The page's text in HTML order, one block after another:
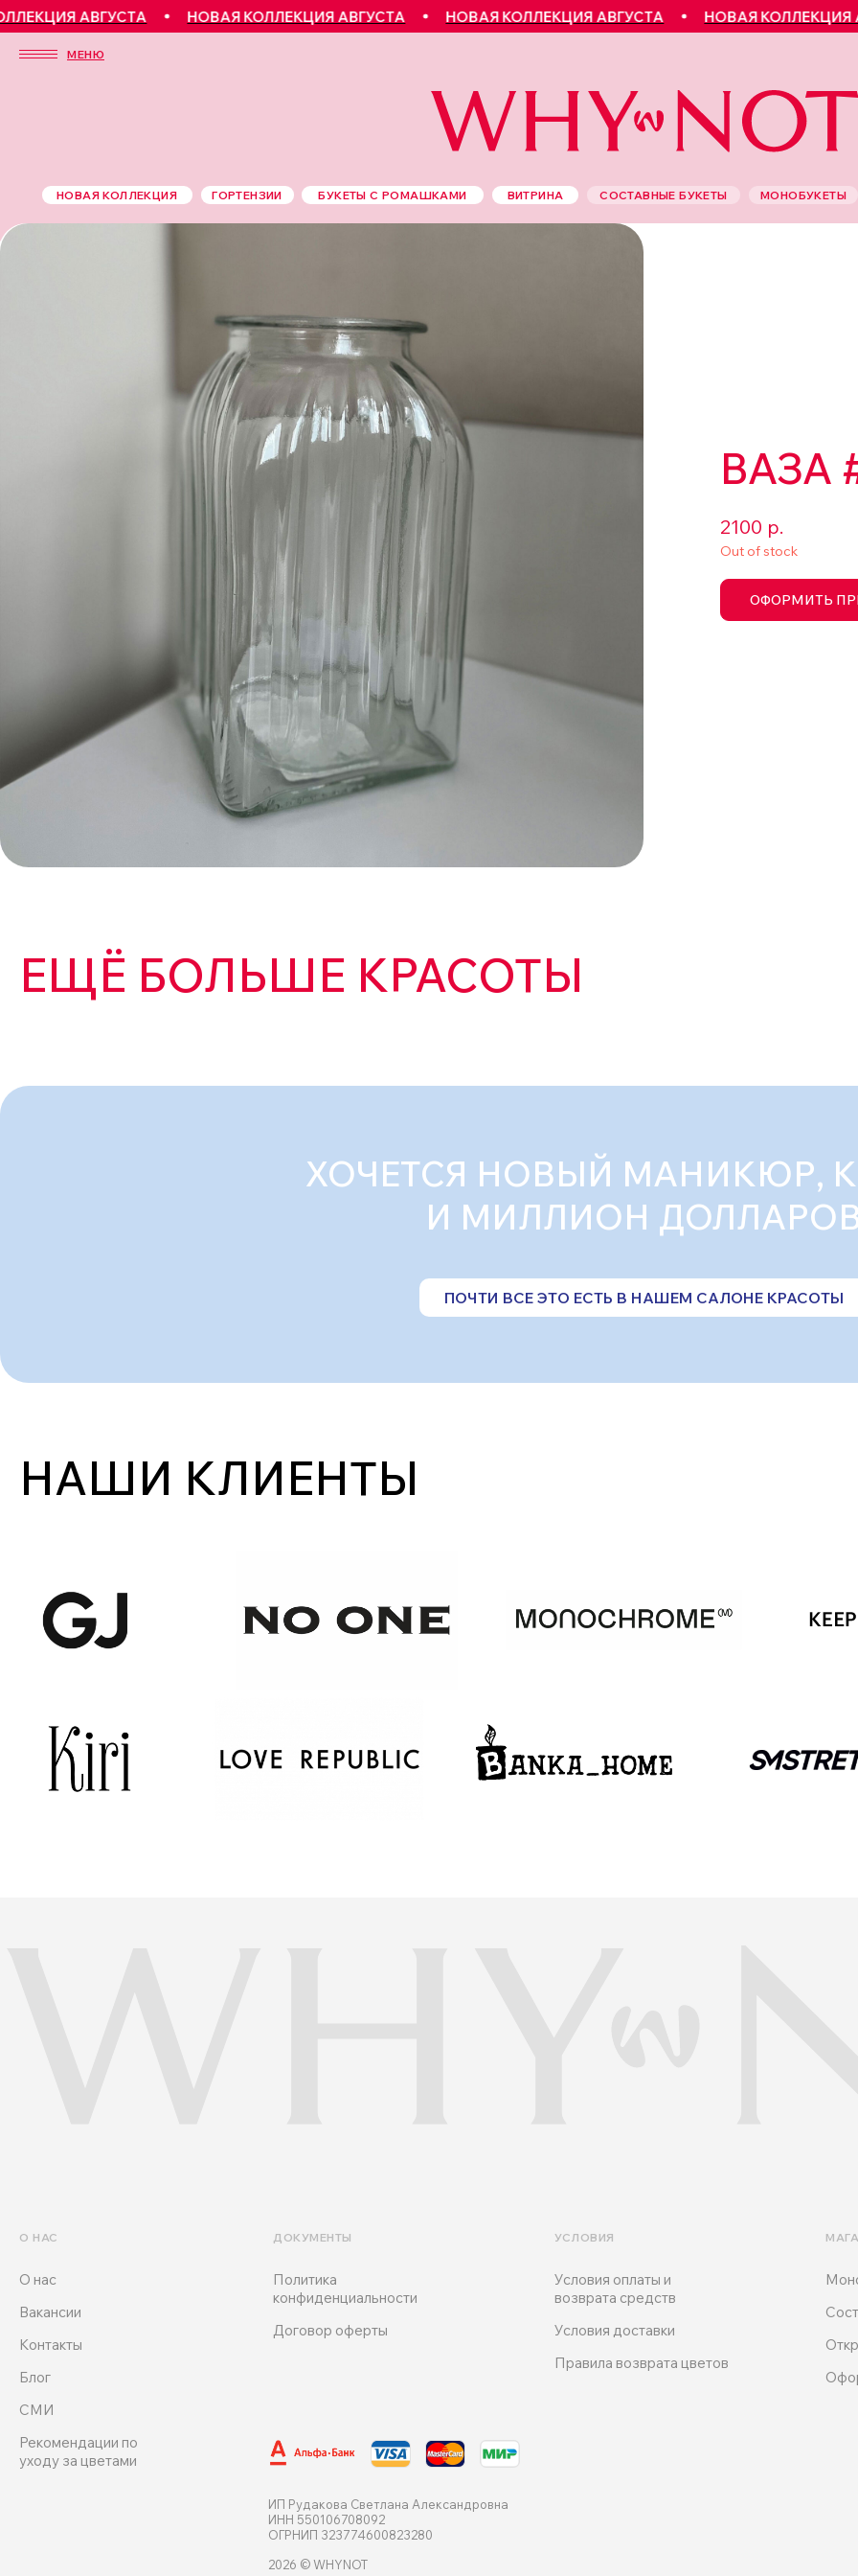
АВГУСТА НОВАЯ КОЛЛЕКЦИЯ АВГУСТА НОВАЯ КОЛЛЕКЦИЯ АВГУСТА НОВАЯ КОЛЛЕКЦИЯ
МЕНЮ
БУКЕТЫ С РОМАШКАМИ ВИТРИНА
НОВАЯ КОЛЛЕКЦИЯ ГОРТЕНЗИИ МОНОБУКЕТЫ
СОСТАВНЫЕ БУКЕТЫ
ВАЗА
2100 р.
Out of stock
ОФОРМИТЬ
ЕЩЁ БОЛЬШЕ КРАСОТЫ
ХОЧЕТСЯ НОВЫЙ МАНИКЮР,
И МИЛЛИОН
ПОЧТИ ВСЕ ЭТО ЕСТЬ В НАШЕМ САЛОНЕ КРАСОТЫ
НАШИ КЛИЕНТЫ
Вакансии
О нас
О НАС ДОКУМЕНТЫ УСЛОВИЯ
Блог
СМИ
Рекомендации по
уходу за цветами
Условия оплаты и
возврата средств
Условия доставки
Контакты
Правила возврата цветов
Политика
конфиденциальности
2026 © WHYNOT
ИП Рудакова Светлана Александровна
ИНН 550106708092
ОГРНИП 323774600823280
Договор оферты